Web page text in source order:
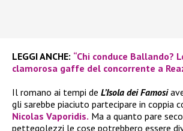
LEGGI ANCHE: “Chi conduce Ballando?
clamorosa gaffe del concorrente a
Il romano ai tempi de L’Isola dei Famosi
gli sarebbe piaciuto partecipare in coppia
Nicolas Vaporidis. Ma a quanto pare
pettegolezzi le cose potrebbero essere